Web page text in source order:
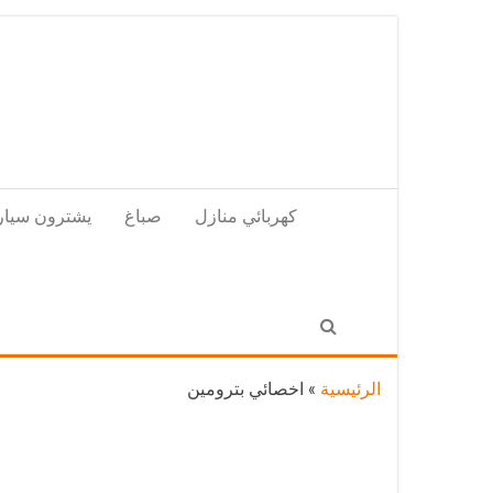
يشترون صباغ كهربائي منازل
الرئيسية » اخصائي بترومين